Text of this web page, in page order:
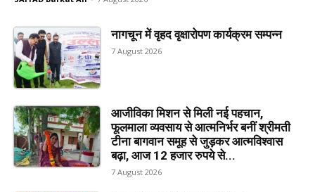
नागचून में वृहद वृक्षारोपण कार्यक्रम सम्पन्न
7 August 2026
आजीविका मिशन से मिली नई पहचान,
फूलमाला व्यवसाय से आत्मनिर्भर बनीं श्रीमती
टीना बागवान समूह से जुड़कर आत्मविश्वास
बढ़ा, आज 12 हजार रुपये से...
7 August 2026